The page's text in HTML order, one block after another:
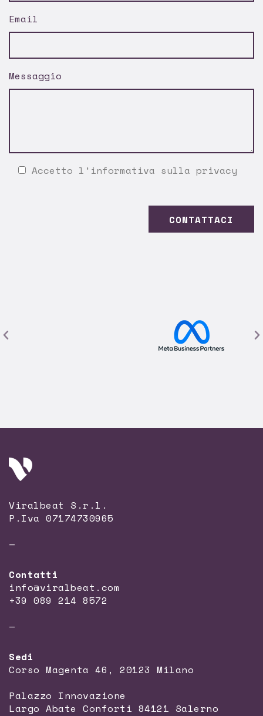
Email
Messaggio
Accetto l' informativa sulla privacy
Viralbeat S.r.l.
P.Iva 07174730965
—
Contatti
info@viralbeat.com
+39 089 214 8572
—
Sedi
Corso Magenta 46, 20123 Milano
Palazzo Innovazione
Largo Abate Conforti 84121 Salerno